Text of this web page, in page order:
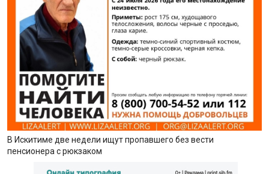
В Искитиме две недели ищут пропавшего без вести
пенсионера с рюкзаком